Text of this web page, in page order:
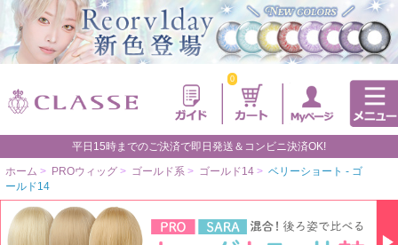
0
平日15時までのご決済で即日発送＆コンビニ決済OK!
ホーム > PROウィッグ > ゴールド系 > ゴールド14 > ベリーショート - ゴ
ールド14